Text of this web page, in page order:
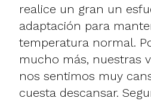
realice un gran un
adaptación para
temperatura normal.
mucho más, nuestras
nos sentimos muy
cuesta descansar.